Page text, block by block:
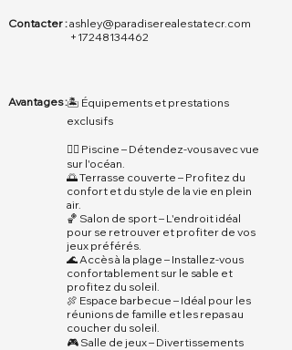
Contacter :ashley@paradiserealestatecr.com
+17248134462
Avantages :🏝️ Équipements et prestations
exclusifs
🏊‍♂️ Piscine – Détendez-vous avec vue
sur l'océan.
🌅 Terrasse couverte – Profitez du
confort et du style de la vie en plein
air.
🏀 Salon de sport – L'endroit idéal
pour se retrouver et profiter de vos
jeux préférés.
🌊 Accès à la plage – Installez-vous
confortablement sur le sable et
profitez du soleil.
🍖 Espace barbecue – Idéal pour les
réunions de famille et les repas au
coucher du soleil.
🎮 Salle de jeux – Divertissements